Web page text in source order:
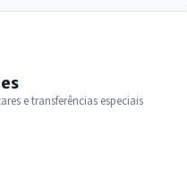
e transferências especiais